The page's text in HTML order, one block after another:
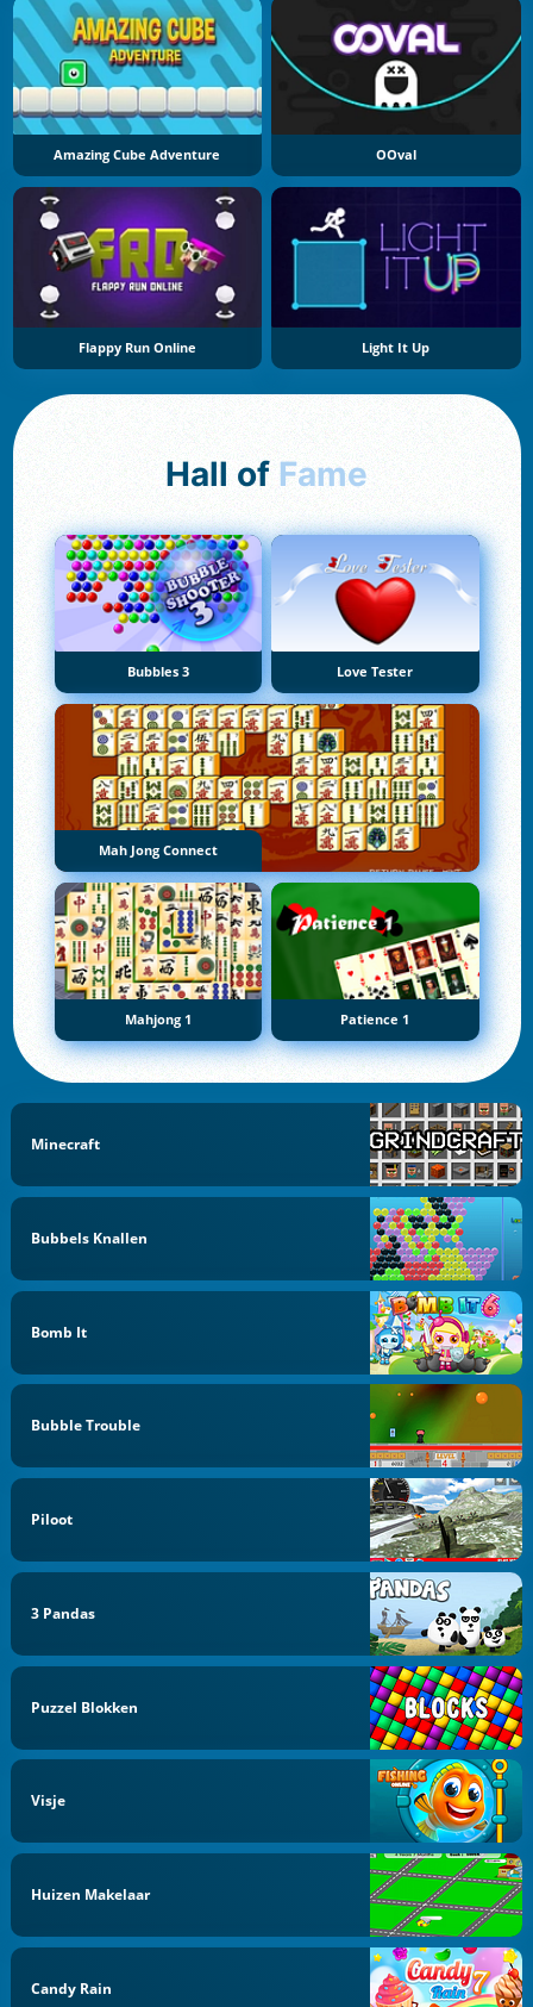
Amazing Cube Adventure OOval
Flappy Run Online Light It Up
Hall of Fame
Bubbles 3 Love Tester
Mah Jong Connect
Mahjong 1 Patience 1
Minecraft
Bubbels Knallen
Bomb It
Bubble Trouble
Piloot
3 Pandas
Puzzel Blokken
Visje
Huizen Makelaar
Candy Rain